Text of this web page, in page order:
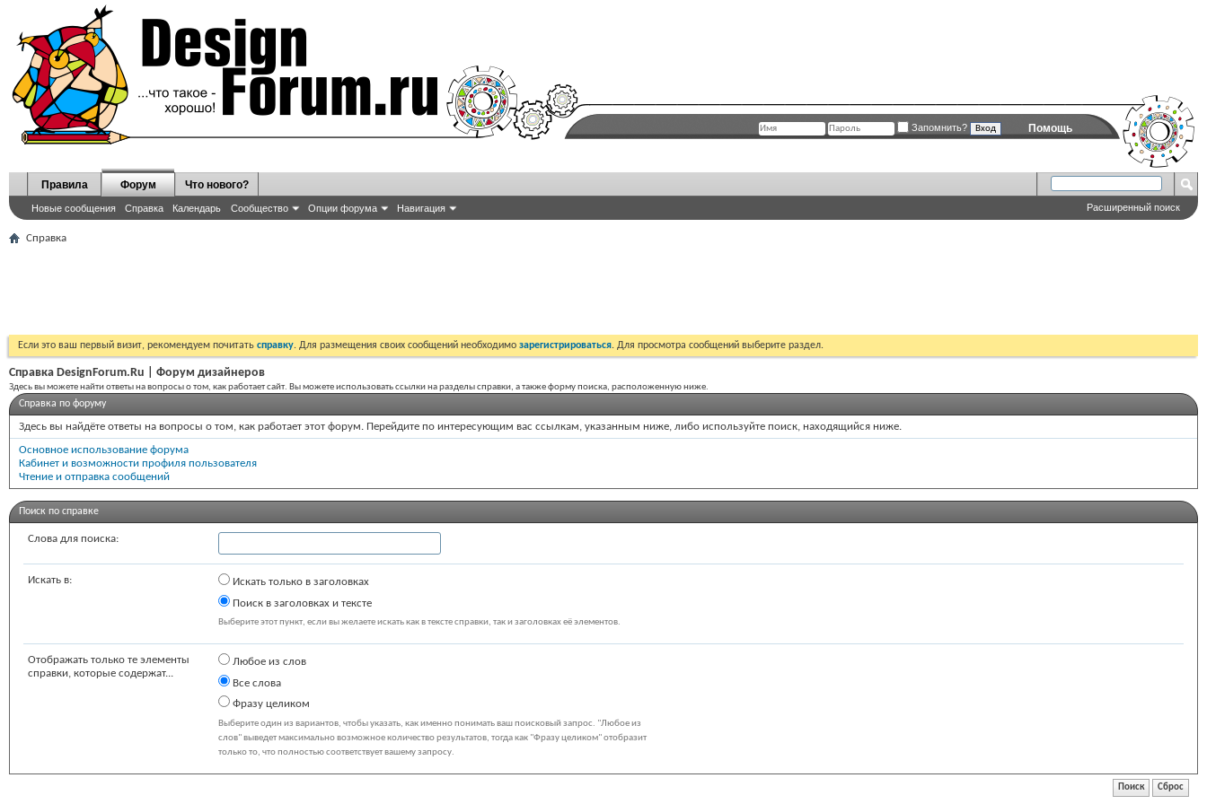
Помощь
Запомнить?
Правила Форум
Новые сообщения Справка Календарь Сообщество Опции форума Навигация
Что нового?
Расширенный поиск
Справка
Если это ваш первый визит, рекомендуем почитать справку. Для размещения своих сообщений необходимо зарегистрироваться. Для просмотра сообщений выберите раздел.
Справка DesignForum.Ru | Форум дизайнеров
Здесь вы можете найти ответы на вопросы о том, как работает сайт. Вы можете использовать ссылки на разделы справки, а также форму поиска, расположенную ниже.
Справка по форуму
Здесь вы найдёте ответы на вопросы о том, как работает этот форум. Перейдите по интересующим вас ссылкам, указанным ниже, либо используйте поиск, находящийся ниже.
Основное использование форума
Кабинет и возможности профиля пользователя
Чтение и отправка сообщений
Поиск по справке
Слова для поиска:
Искать в:
Искать только в заголовках
Поиск в заголовках и тексте
Выберите этот пункт, если вы желаете искать как в тексте справки, так и заголовках её элементов.
Отображать только те элементы
справки, которые содержат...
Любое из слов
Все слова
Фразу целиком
Выберите один из вариантов, чтобы указать, как именно понимать ваш поисковый запрос. "Любое из
слов" выведет максимально возможное количество результатов, тогда как "Фразу целиком" отобразит
только то, что полностью соответствует вашему запросу.